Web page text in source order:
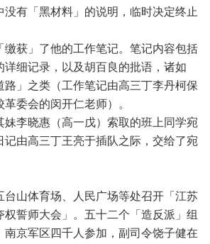
没有「黑材料」的说明，临时决定终止
缴获」了他的工作笔记。笔记内容包括
详细记录，以及胡百良的批语，诸如
路」之类（工作笔记由高三丁李丹柯保
委会的闵开仁老师）。
妹李晓惠（高一戊）索取的班上同学宛
记由高三丁王亮于插队之际，交给了宛
台山体育场、人民广场等处召开「江苏
誓师大会」。五十二个「造反派」组
南京军区四千人参加，副司令饶子健在